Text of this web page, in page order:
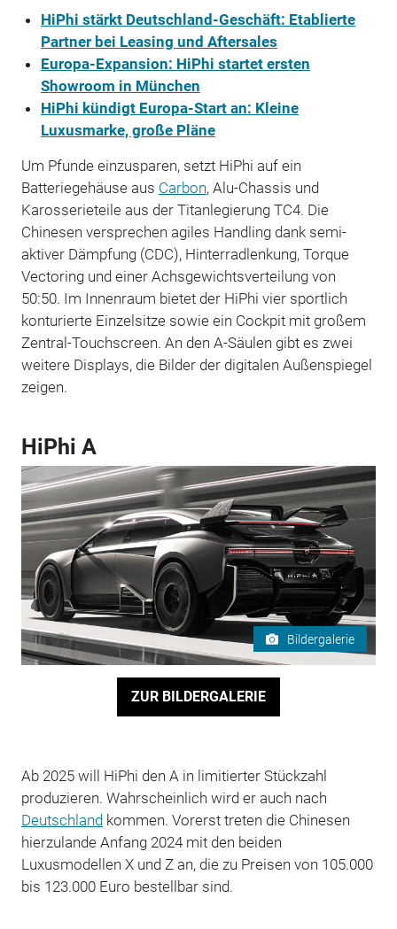
HiPhi stärkt Deutschland-Geschäft: Etablierte
Partner bei Leasing und Aftersales
Europa-Expansion: HiPhi startet ersten
Showroom in München
HiPhi kündigt Europa-Start an: Kleine
Luxusmarke, große Pläne
Um Pfunde einzusparen, setzt HiPhi auf ein
Batteriegehäuse aus Carbon, Alu-Chassis und
Karosserieteile aus der Titanlegierung TC4. Die
Chinesen versprechen agiles Handling dank semi-
aktiver Dämpfung (CDC), Hinterradlenkung, Torque
Vectoring und einer Achsgewichtsverteilung von
50:50. Im Innenraum bietet der HiPhi vier sportlich
konturierte Einzelsitze sowie ein Cockpit mit großem
Zentral-Touchscreen. An den A-Säulen gibt es zwei
weitere Displays, die Bilder der digitalen Außenspiegel
zeigen.
HiPhi A
Bildergalerie
ZUR BILDERGALERIE
Ab 2025 will HiPhi den A in limitierter Stückzahl
produzieren. Wahrscheinlich wird er auch nach
Deutschlandkommen. Vorerst treten die Chinesen
hierzulande Anfang 2024 mit den beiden
Luxusmodellen X und Z an, die zu Preisen von 105.000
bis 123.000 Euro bestellbar sind.